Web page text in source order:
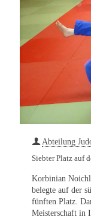
Abteilung
Siebter Platz auf
Korbinian
belegte auf der
fünften Platz.
Meisterschaft in